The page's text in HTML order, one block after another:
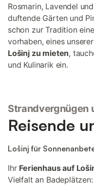
Rosmarin, Lavendel
duftende Gärten und
schon zur Tradition
vorhaben, eines unserer
Lošinj zu mieten,
und Kulinarik ein.
Strandvergnügen
Reisende
Lošinj für
Ihr Ferienhaus auf
Vielfalt an